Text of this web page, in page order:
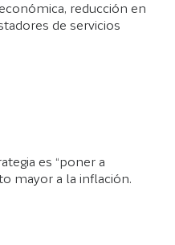
reducción en
de servicios
es “poner a
mayor a la inflación.